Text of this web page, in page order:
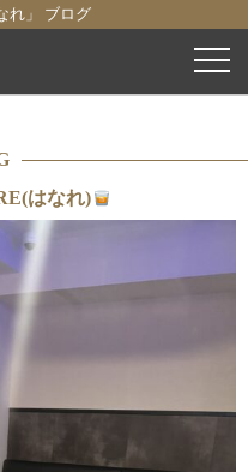
れ」 ブログ
はなれ)